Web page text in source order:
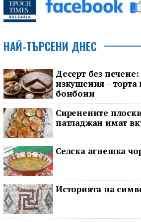
НАЙ-ТЪРСЕНИ ДНЕС
Десерт без
изкушения –
бонбони
Сиренените
патладжан имат
Селска агнешка
Историята на